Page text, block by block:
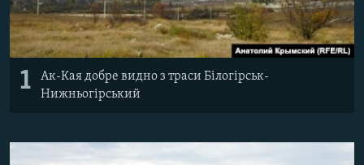
Усі сайти RFE/RL
1
Ак-Кая добре видно з траси Білогірськ-
Нижньогірський